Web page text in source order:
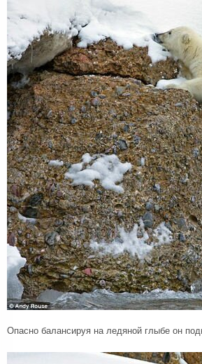
Опасно балансируя на ледяной глыбе он